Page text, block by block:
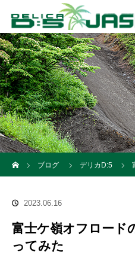
ブログ
デリカD:5
2023.06.16
富士ケ嶺オフロード
ってみた